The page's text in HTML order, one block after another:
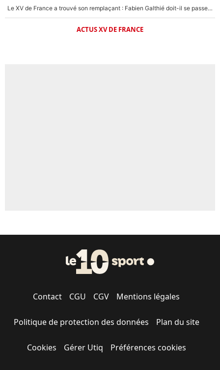
Le XV de France a trouvé son remplaçant : Fabien Galthié doit-il se passer d'Antoine Dupont ?
ACTUS XV DE FRANCE
Contact CGU CGV Mentions légales
Politique de protection des données Plan du site
Cookies Gérer Utiq Préférences cookies